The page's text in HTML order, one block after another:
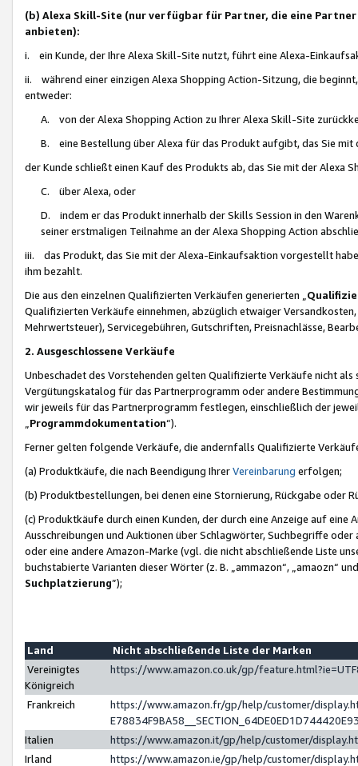
(b) Alexa Skill-Site (nur verfügbar für Partner, die eine
anbieten):
i. ein Kunde, der Ihre Alexa Skill-Site nutzt, führt eine Alexa-
ii. während einer einzigen Alexa Shopping Action-Sitzung, die
entweder:
A. von der Alexa Shopping Action zu Ihrer Alexa Skill-Site
B. eine Bestellung über Alexa für das Produkt aufgibt, das Sie mit
der Kunde schließt einen Kauf des Produkts ab, das Sie mit der Alexa
C. über Alexa, oder
D. indem er das Produkt innerhalb der Skills Session in den
seiner erstmaligen Teilnahme an der Alexa Shopping Action
iii. das Produkt, das Sie mit der Alexa-Einkaufsaktion vorgestellt
ihm bezahlt.
Die aus den einzelnen Qualifizierten Verkäufen generierten „
Qualifizierten Verkäufe einnehmen, abzüglich etwaiger
Mehrwertsteuer), Servicegebühren, Gutschriften, Preisnachlässe,
2. Ausgeschlossene Verkäufe
Unbeschadet des Vorstehenden gelten Qualifizierte Verkäufe nicht
Vergütungskatalog für das Partnerprogramm oder andere
wir jeweils für das Partnerprogramm festlegen, einschließlich der
Programmdokumentation“).
Ferner gelten folgende Verkäufe, die andernfalls Qualifizierte
(a) Produktkäufe, die nach Beendigung IhrerVereinbarung erfolgen;
(b) Produktbestellungen, bei denen eine Stornierung, Rückgabe oder
(c) Produktkäufe durch einen Kunden, der durch eine Anzeige auf
Ausschreibungen und Auktionen über Schlagwörter, Suchbegriffe
oder eine andere Amazon-Marke (vgl. die nicht abschließende Liste
buchstabierte Varianten dieser Wörter (z. B. „ammazon“, „amaozn“
Suchplatzierung”);
Land
Nicht abschließende Liste der Marken
Vereinigtes
Königreich
https://www.amazon.co.uk/gp/
Frankreich
https://www.amazon.fr/gp/help/customer/
Italien
https://www.amazon.it/gp/help/customer/
Irland
https://www.amazon.ie/gp/help/customer/